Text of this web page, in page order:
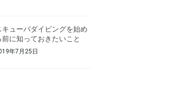
キューバダイビングを始め
前に知っておきたいこと
年7月25日